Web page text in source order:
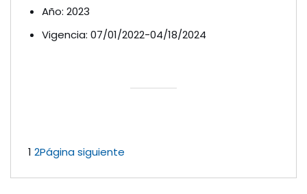
Año: 2023
Vigencia: 07/01/2022-04/18/2024
1 2Página siguiente